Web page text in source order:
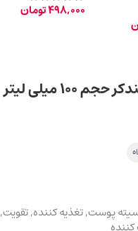
498,000تومان
کنید
میلی لیتر
پوست,تغذیه کننده,تقویت,